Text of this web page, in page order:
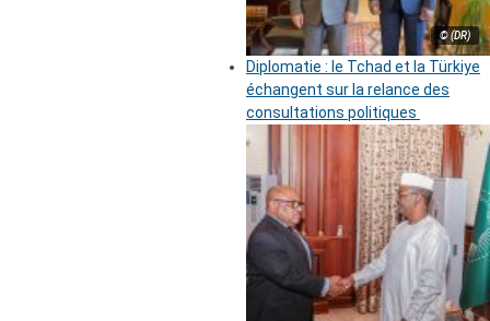
© (DR)
Diplomatie : le Tchad et la Türkiye
échangent sur la relance des
consultations politiques